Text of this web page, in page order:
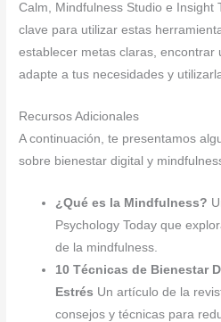
Calm, Mindfulness Studio e Insight
clave para utilizar estas
establecer metas claras, encontrar
adapte a tus necesidades y
Recursos Adicionales
A continuación, te presentamos
sobre bienestar digital y
¿Qué es la Mindfulness?
Psychology Today que
de la mindfulness.
10 Técnicas de Bienestar
Estrés Un artículo de la
consejos y técnicas para